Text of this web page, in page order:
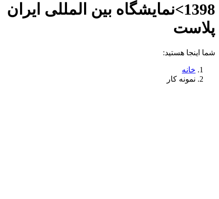
1398>نمایشگاه بین المللی ایران
پلاست
شما اینجا هستید:
خانه
نمونه کار